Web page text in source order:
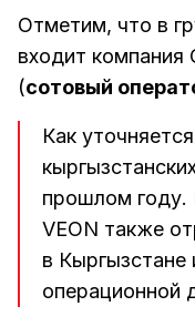
Отметим, что в
входит
(сотовый
Как
прошлом году.
VEON также
в Кыргызстане
операционной